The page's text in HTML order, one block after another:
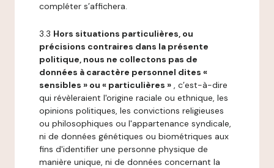
compléter s’affichera.
3.3 Hors situations particulières, ou
précisions contraires dans la présente
politique, nous ne collectons pas de
données à caractère personnel dites «
sensibles » ou « particulières » , c’est-à-dire
qui révèleraient l'origine raciale ou ethnique, les
opinions politiques, les convictions religieuses
ou philosophiques ou l'appartenance syndicale,
ni de données génétiques ou biométriques aux
fins d'identifier une personne physique de
manière unique, ni de données concernant la